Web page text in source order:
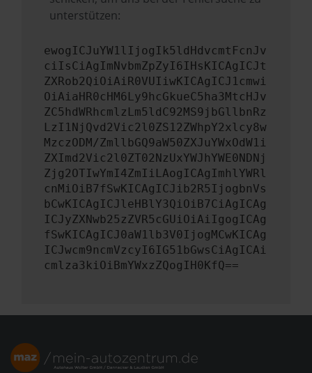
unterstützen:
ewogICJuYW1lIjogIk5ldHdvcmtFcnJv
ciIsCiAgImNvbmZpZyI6IHsKICAgICJt
ZXRob2QiOiAiR0VUIiwKICAgICJ1cmwi
OiAiaHR0cHM6Ly9hcGkueC5ha3MtcHJv
ZC5hdWRhcmlzLm5ldC92MS9jbGllbnRz
LzI1NjQvd2Vic2l0ZS12ZWhpY2xlcy8w
MzczODM/ZmllbGQ9aW50ZXJuYWxOdW1i
ZXImd2Vic2l0ZT02NzUxYWJhYWE0NDNj
Zjg2OTIwYmI4ZmIiLAogICAgImhlYWRl
cnMiOiB7fSwKICAgICJib2R5IjogbnVs
bCwKICAgICJleHBlY3QiOiB7CiAgICAg
ICJyZXNwb25zZVR5cGUiOiAiIgogICAg
fSwKICAgICJ0aW1lb3V0IjogMCwKICAg
ICJwcm9ncmVzcyI6IG51bGwsCiAgICAi
cmlza3kiOiBmYWxzZQogIH0KfQ==